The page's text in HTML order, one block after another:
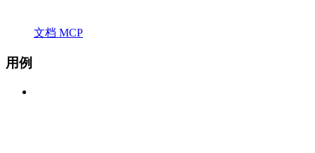
文档 MCP
用例